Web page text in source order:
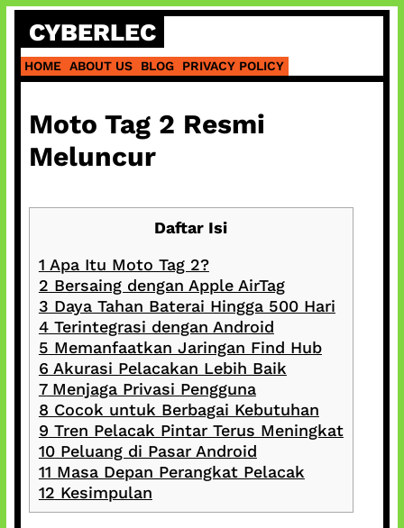
Skip
content
CYBERLEC
HOME ABOUT US BLOG PRIVACY POLICY
Moto Tag 2 Resmi
Meluncur
Daftar Isi
1 Apa Itu Moto Tag 2?
2 Bersaing dengan Apple AirTag
3 Daya Tahan Baterai Hingga 500 Hari
4Terintegrasi dengan Android
5 Memanfaatkan Jaringan Find Hub
6 Akurasi Pelacakan Lebih Baik
7Menjaga Privasi Pengguna
8 Cocok untuk Berbagai Kebutuhan
9 Tren Pelacak Pintar Terus Meningkat
10Peluang di Pasar Android
11 Masa Depan Perangkat Pelacak
12 Kesimpulan